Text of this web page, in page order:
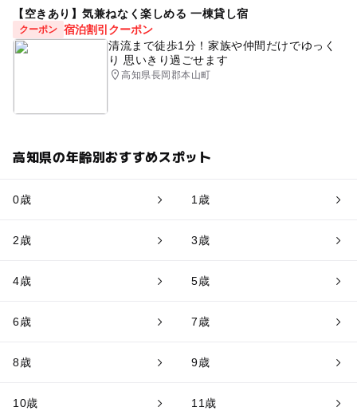
【空きあり】気兼ねなく楽しめる 一棟貸し宿
クーポン 宿泊割引クーポン
清流まで徒歩1分！家族や仲間だけでゆっく
り 思いきり過ごせます
高知県長岡郡本山町
高知県の年齢別おすすめスポット
0歳 1歳
2歳 3歳
4歳 5歳
6歳 7歳
8歳 9歳
10歳 11歳